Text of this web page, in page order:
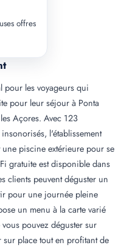
pour les voyageurs qui
pour leur séjour à Ponta
Açores. Avec 123
l'établissement
piscine extérieure pour se
gratuite est disponible dans
clients peuvent déguster un
pour une journée pleine
un menu à la carte varié
pouvez déguster sur
sur place tout en profitant de
offres